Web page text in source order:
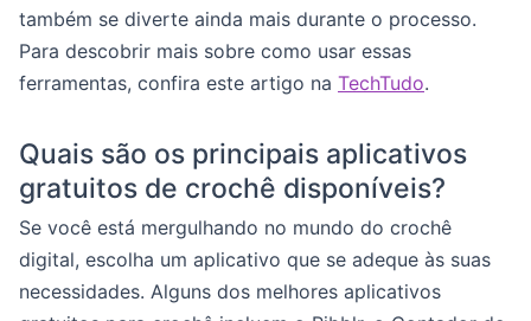
também se diverte ainda mais durante o processo.
Para descobrir mais sobre como usar essas
ferramentas, confira este artigo na TechTudo.
Quais são os principais aplicativos
gratuitos de crochê disponíveis?
Se você está mergulhando no mundo do crochê
digital, escolha um aplicativo que se adeque às suas
necessidades. Alguns dos melhores aplicativos